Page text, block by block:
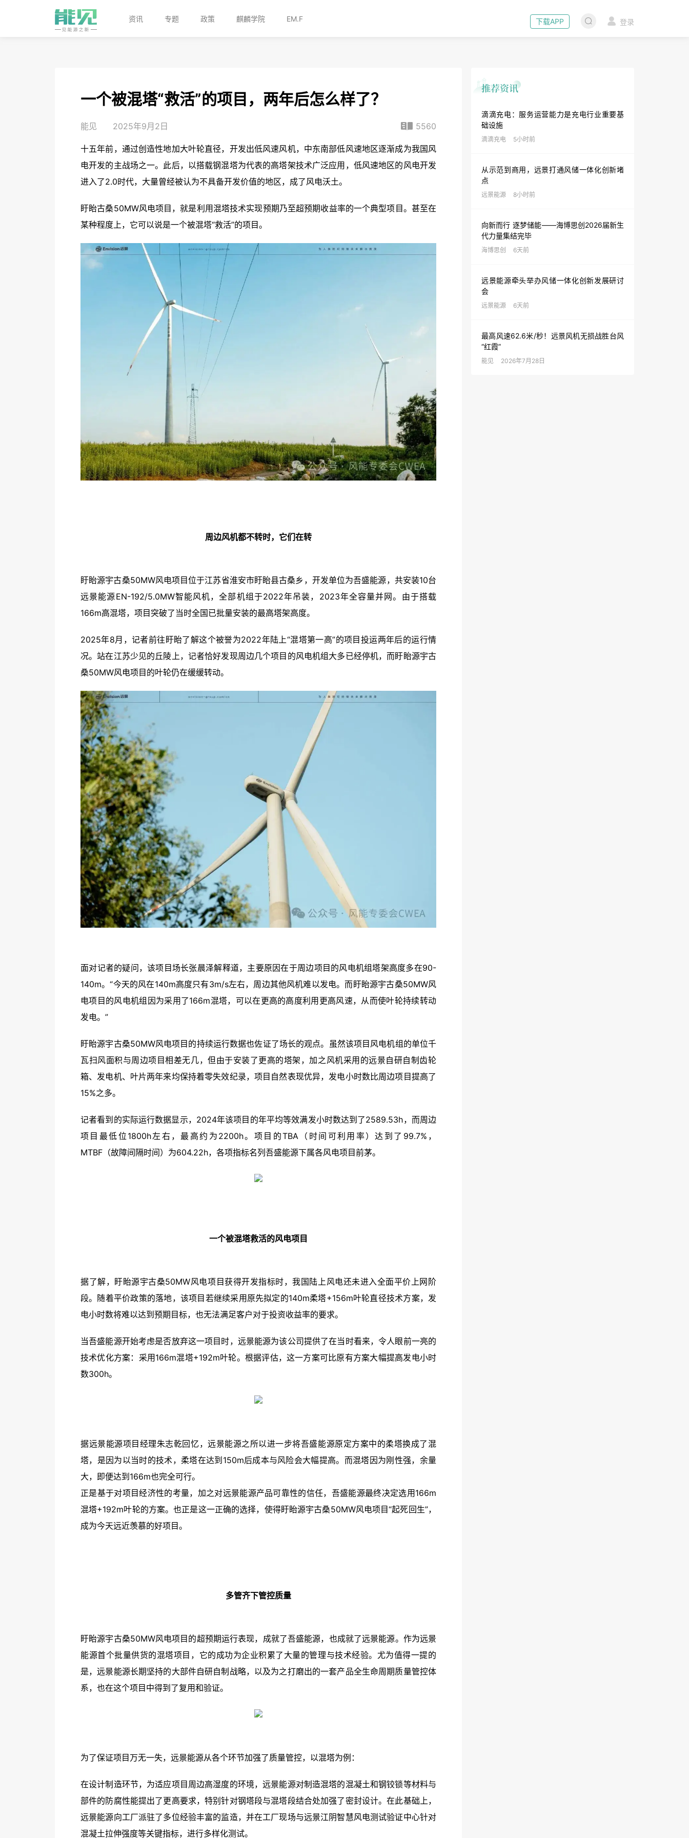
下载APP 登录
资讯 专题 政策 麒麟学院 EM.F
滴滴充电：服务运营能力是充电行业重要基
础设施
滴滴充电 5小时前
从示范到商用，远景打通风储一体化创新堵
点
远景能源 8小时前
向新而行 逐梦储能——海博思创2026届新生
代力量集结完毕
海博思创 6天前
远景能源牵头举办风储一体化创新发展研讨
会
远景能源 6天前
最高风速62.6米/秒！远景风机无损战胜台风
“红霞”
能见 2026年7月28日
一个被混塔“救活”的项目，两年后怎么样了？
能见 2025年9月2日 5560
十五年前，通过创造性地加大叶轮直径，开发出低风速风机，中东南部低风速地区逐渐成为我国风
电开发的主战场之一。此后，以搭载钢混塔为代表的高塔架技术广泛应用，低风速地区的风电开发
进入了2.0时代，大量曾经被认为不具备开发价值的地区，成了风电沃土。
盱眙古桑50MW风电项目，就是利用混塔技术实现预期乃至超预期收益率的一个典型项目。甚至在
某种程度上，它可以说是一个被混塔“救活”的项目。
周边风机都不转时，它们在转
盱眙源宇古桑50MW风电项目位于江苏省淮安市盱眙县古桑乡，开发单位为吾盛能源，共安装10台
远景能源EN-192/5.0MW智能风机，全部机组于2022年吊装，2023年全容量并网。由于搭载
166m高混塔，项目突破了当时全国已批量安装的最高塔架高度。
2025年8月，记者前往盱眙了解这个被誉为2022年陆上“混塔第一高”的项目投运两年后的运行情
况。站在江苏少见的丘陵上，记者恰好发现周边几个项目的风电机组大多已经停机，而盱眙源宇古
桑50MW风电项目的叶轮仍在缓缓转动。
面对记者的疑问，该项目场长张晨泽解释道，主要原因在于周边项目的风电机组塔架高度多在90-
140m。“今天的风在140m高度只有3m/s左右，周边其他风机难以发电。而盱眙源宇古桑50MW风
电项目的风电机组因为采用了166m混塔，可以在更高的高度利用更高风速，从而使叶轮持续转动
发电。”
盱眙源宇古桑50MW风电项目的持续运行数据也佐证了场长的观点。虽然该项目风电机组的单位千
瓦扫风面积与周边项目相差无几，但由于安装了更高的塔架，加之风机采用的远景自研自制齿轮
箱、发电机、叶片两年来均保持着零失效纪录，项目自然表现优异，发电小时数比周边项目提高了
15%之多。
记者看到的实际运行数据显示，2024年该项目的年平均等效满发小时数达到了2589.53h，而周边
项目最低位1800h左右，最高约为2200h。项目的TBA（时间可利用率）达到了99.7%，
MTBF（故障间隔时间）为604.22h，各项指标名列吾盛能源下属各风电项目前茅。
一个被混塔救活的风电项目
据了解，盱眙源宇古桑50MW风电项目获得开发指标时，我国陆上风电还未进入全面平价上网阶
段。随着平价政策的落地，该项目若继续采用原先拟定的140m柔塔+156m叶轮直径技术方案，发
电小时数将难以达到预期目标，也无法满足客户对于投资收益率的要求。
当吾盛能源开始考虑是否放弃这一项目时，远景能源为该公司提供了在当时看来，令人眼前一亮的
技术优化方案：采用166m混塔+192m叶轮。根据评估，这一方案可比原有方案大幅提高发电小时
数300h。
据远景能源项目经理朱志乾回忆，远景能源之所以进一步将吾盛能源原定方案中的柔塔换成了混
塔，是因为以当时的技术，柔塔在达到150m后成本与风险会大幅提高。而混塔因为刚性强，余量
大，即便达到166m也完全可行。
正是基于对项目经济性的考量，加之对远景能源产品可靠性的信任，吾盛能源最终决定选用166m
混塔+192m叶轮的方案。也正是这一正确的选择，使得盱眙源宇古桑50MW风电项目“起死回生”，
成为今天远近羡慕的好项目。
多管齐下管控质量
盱眙源宇古桑50MW风电项目的超预期运行表现，成就了吾盛能源，也成就了远景能源。作为远景
能源首个批量供货的混塔项目，它的成功为企业积累了大量的管理与技术经验。尤为值得一提的
是，远景能源长期坚持的大部件自研自制战略，以及为之打磨出的一套产品全生命周期质量管控体
系，也在这个项目中得到了复用和验证。
为了保证项目万无一失，远景能源从各个环节加强了质量管控，以混塔为例：
在设计制造环节，为适应项目周边高湿度的环境，远景能源对制造混塔的混凝土和钢铰锁等材料与
部件的防腐性能提出了更高要求，特别针对钢塔段与混塔段结合处加强了密封设计。在此基础上，
远景能源向工厂派驻了多位经验丰富的监造，并在工厂现场与远景江阴智慧风电测试验证中心针对
混凝土拉伸强度等关键指标，进行多样化测试。